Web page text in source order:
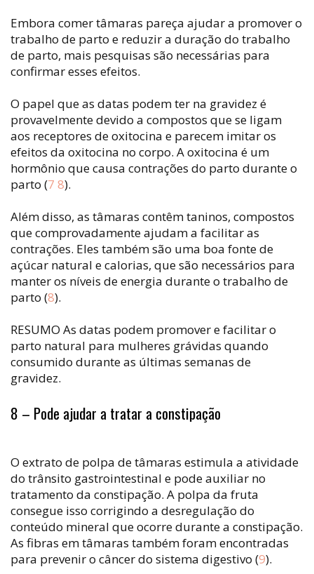
Embora comer tâmaras pareça ajudar a promover o
trabalho de parto e reduzir a duração do trabalho
de parto, mais pesquisas são necessárias para
confirmar esses efeitos.
O papel que as datas podem ter na gravidez é
provavelmente devido a compostos que se ligam
aos receptores de oxitocina e parecem imitar os
efeitos da oxitocina no corpo. A oxitocina é um
hormônio que causa contrações do parto durante o
parto (7 8).
Além disso, as tâmaras contêm taninos, compostos
que comprovadamente ajudam a facilitar as
contrações. Eles também são uma boa fonte de
açúcar natural e calorias, que são necessários para
manter os níveis de energia durante o trabalho de
parto (8).
RESUMO As datas podem promover e facilitar o
parto natural para mulheres grávidas quando
consumido durante as últimas semanas de
gravidez.
8 – Pode ajudar a tratar a constipação
O extrato de polpa de tâmaras estimula a atividade
do trânsito gastrointestinal e pode auxiliar no
tratamento da constipação. A polpa da fruta
consegue isso corrigindo a desregulação do
conteúdo mineral que ocorre durante a constipação.
As fibras em tâmaras também foram encontradas
para prevenir o câncer do sistema digestivo (9).